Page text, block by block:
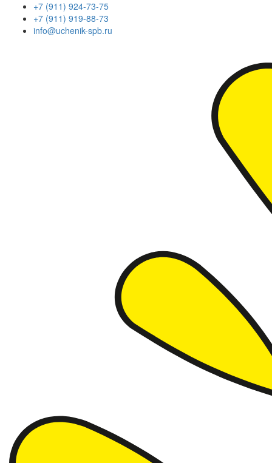
+7 (911) 924-73-75
+7 (911) 919-88-73
info@uchenik-spb.ru